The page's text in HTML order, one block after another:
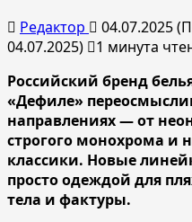
Редактор
04.07.2025
04.07.2025)
1 минута
Российский бренд
«Дефиле»
направлениях— от
строгого монохрома
классики. Новые
просто одеждой для
тела и фактуры.